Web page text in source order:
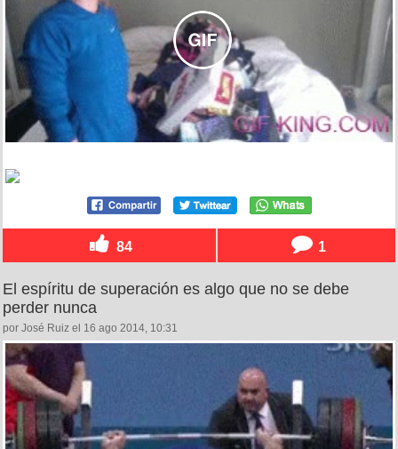
84 1
El espíritu de superación es algo que no se debe
perder nunca
por José Ruiz el 16 ago 2014, 10:31